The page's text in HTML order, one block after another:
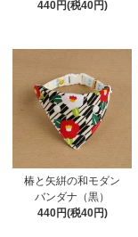
440円(税40円)
椿と矢絣の和モダン
バンダナ（黒）
440円(税40円)